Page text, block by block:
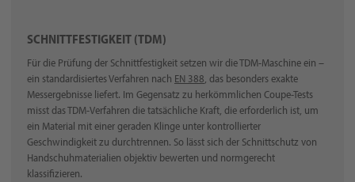
SCHNITTFESTIGKEIT (TDM)
Für die Prüfung der Schnittfestigkeit setzen wir die TDM-Maschine ein –
ein standardisiertes Verfahren nach EN 388, das besonders exakte
Messergebnisse liefert. Im Gegensatz zu herkömmlichen Coupe-Tests
misst das TDM-Verfahren die tatsächliche Kraft, die erforderlich ist, um
ein Material mit einer geraden Klinge unter kontrollierter
Geschwindigkeit zu durchtrennen. So lässt sich der Schnittschutz von
Handschuhmaterialien objektiv bewerten und normgerecht
klassifizieren.